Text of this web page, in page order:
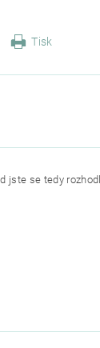
Tisk
jste se tedy